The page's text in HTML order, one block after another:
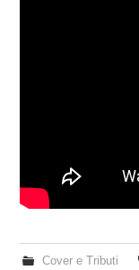
Cover e Tributi